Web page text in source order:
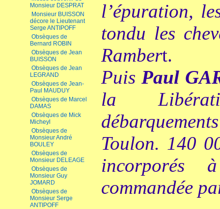
Monsieur DESPRAT
Monsieur BUISSON
décore le Lieutenant
Serge ANTIPOFF
Obsèques de
Bernard ROBIN
Obsèques de Jean
BUISSON
Obsèques de Jean
LEGRAND
Obsèques de Jean-
Paul MAUDUY
Obsèques de Marcel
DAMAS
Obsèques de Mick
Micheyl
Obsèques de
Monsieur André
BOULEY
Obsèques de
Monsieur DELEAGE
Obsèques de
Monsieur Guy
JOMARD
Obsèques de
Monsieur Serge
ANTIPOFF
l’épuration,
tondu les
Rambert.
Puis Paul
la
Toulon. 140
incorporés
commandée